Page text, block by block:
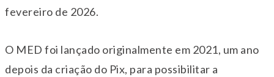
fevereiro de 2026.
O MED foi lançado originalmente em 2021, um ano
depois da criação do Pix, para possibilitar a